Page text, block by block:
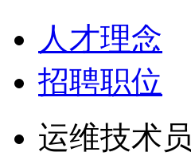
人才理念
招聘职位
运维技术员